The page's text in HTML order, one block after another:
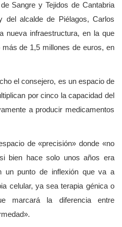
Sangre y Tejidos de Cantabria
del alcalde de Piélagos, Carlos
nueva infraestructura, en la que
de 1,5 millones de euros, en
el consejero, es un espacio de
por cinco la capacidad del
a producir medicamentos
de «precisión» donde «no
bien hace solo unos años era
un punto de inflexión que va a
celular, ya sea terapia génica o
marcará la diferencia entre